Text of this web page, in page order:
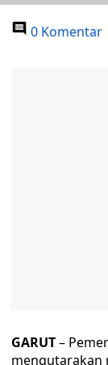
0 Komentar
GARUT–
mengutarakan